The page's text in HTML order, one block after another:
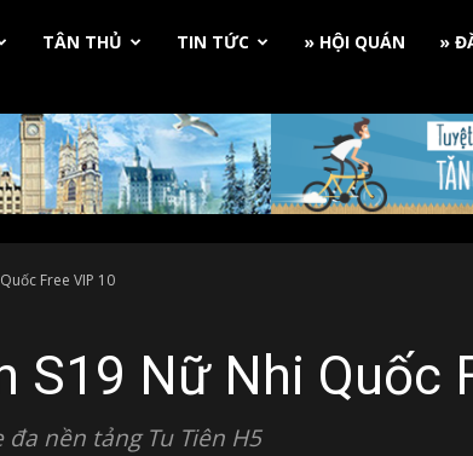
TÂN THỦ TIN TỨC » HỘI QUÁN »
Free VIP 10
S19 Nữ Nhi Quốc
nền tảng Tu Tiên H5